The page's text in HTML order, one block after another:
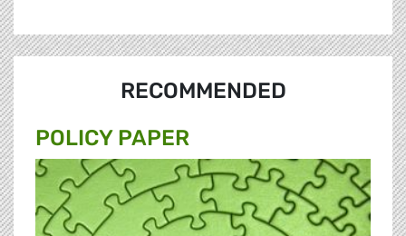
RECOMMENDED
POLICY PAPER